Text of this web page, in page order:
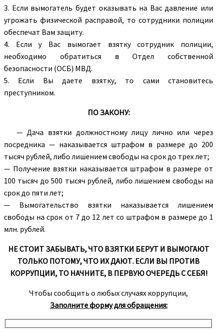
3. Если вымогатель будет оказывать на Вас давление или
угрожать физической расправой, то сотрудники полиции
обеспечат Вам защиту.
4. Если у Вас вымогает взятку сотрудник полиции,
необходимо обратиться в Отдел собственной
безопасности (ОСБ) МВД.
5. Если Вы даете взятку, то сами становитесь
преступником.
ПО ЗАКОНУ:
— Дача взятки должностному лицу лично или через
посредника — наказывается штрафом в размере до 200
тысяч рублей, либо лишением свободы на срок до трех лет;
— Получение взятки наказывается штрафом в размере от
100 тысяч до 500 тысяч рублей, либо лишением свободы на
срок до пяти лет;
— Вымогательство взятки наказывается лишением
свободы на срок от 7 до 12 лет со штрафом в размере до 1
млн. рублей.
НЕ СТОИТ ЗАБЫВАТЬ, ЧТО ВЗЯТКИ БЕРУТ И ВЫМОГАЮТ
ТОЛЬКО ПОТОМУ, ЧТО ИХ ДАЮТ. ЕСЛИ ВЫ ПРОТИВ
КОРРУПЦИИ, ТО НАЧНИТЕ, В ПЕРВУЮ ОЧЕРЕДЬ С СЕБЯ!
Чтобы сообщить о любых случаях коррупции,
Заполните форму для обращения: